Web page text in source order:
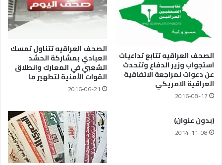
الصحف العراقيه تتابع تداعيات
استجواب وزير الدفاع وتتحدث
عن دعوات لمراجعة الاتفاقية
العراقية الامريكي
2016-08-17
الصحف العراقيه تتناول تمسك
العبادي بمشاركة الحشد
الشعبي في المعارك وانطلاق
القوات الأمنية لتطهير ما
2016-06-21
(بدون عنوان)
2014-11-08